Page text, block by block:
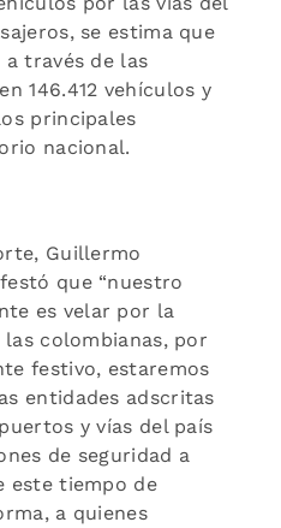
se estima que
a través de las
146.412 vehículos y
principales
nacional.
Guillermo
que “nuestro
es velar por la
colombianas, por
festivo, estaremos
entidades adscritas
y vías del país
de seguridad a
este tiempo de
a quienes